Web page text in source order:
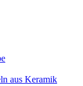
aus Keramik